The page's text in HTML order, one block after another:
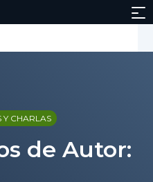
Y CHARLAS
de Autor: